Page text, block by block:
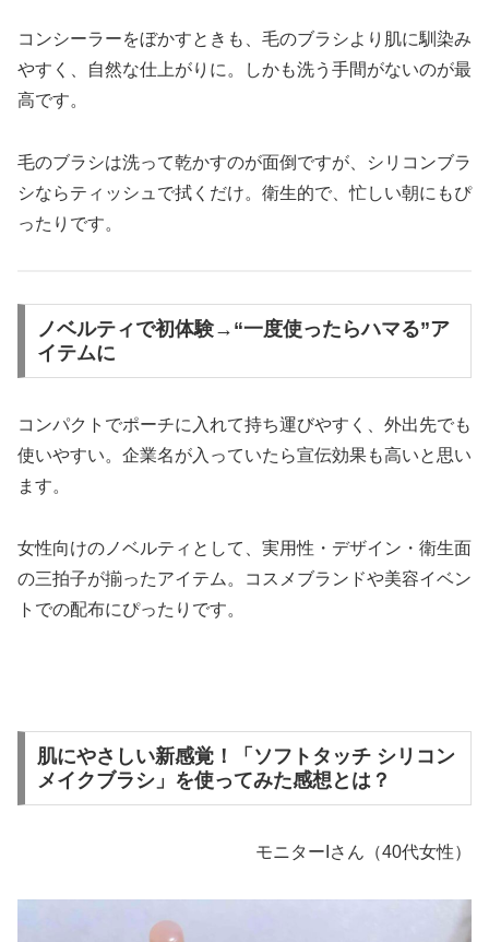
コンシーラーをぼかすときも、毛のブラシより肌に馴染み
やすく、自然な仕上がりに。しかも洗う手間がないのが最
高です。
毛のブラシは洗って乾かすのが面倒ですが、シリコンブラ
シならティッシュで拭くだけ。衛生的で、忙しい朝にもぴ
ったりです。
ノベルティで初体験→“一度使ったらハマる”ア
イテムに
コンパクトでポーチに入れて持ち運びやすく、外出先でも
使いやすい。企業名が入っていたら宣伝効果も高いと思い
ます。
女性向けのノベルティとして、実用性・デザイン・衛生面
の三拍子が揃ったアイテム。コスメブランドや美容イベン
トでの配布にぴったりです。
肌にやさしい新感覚！「ソフトタッチ シリコン
メイクブラシ」を使ってみた感想とは？
モニターIさん（40代女性）